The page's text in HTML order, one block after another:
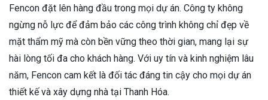
Fencon đặt lên hàng đầu trong mọi dự án. Công ty không
ngừng nỗ lực để đảm bảo các công trình không chỉ đẹp về
mặt thẩm mỹ mà còn bền vững theo thời gian, mang lại sự
hài lòng tối đa cho khách hàng. Với uy tín và kinh nghiệm lâu
năm, Fencon cam kết là đối tác đáng tin cậy cho mọi dự án
thiết kế và xây dựng nhà tại Thanh Hóa.